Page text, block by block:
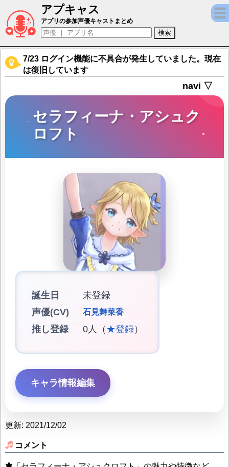
アプキャス
セラフィーナ・アシュクロフト（声優：石
アプリの参加声優キャストまとめ
7/23 ログイン機能に不具合が発生していました。現在
は復旧しています
navi ▽
セラフィーナ・アシュク
ロフト
誕生日
未登録
声優(CV)
石見舞菜香
推し登録 0人（ ★登録）
キャラ情報編集
更新: 2021/12/02
コメント